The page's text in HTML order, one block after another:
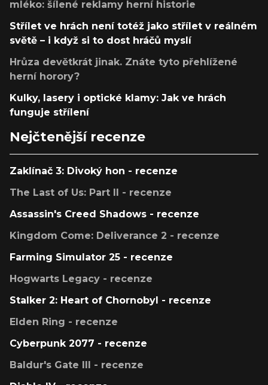
mléko: šílené reklamy herní historie
Střílet ve hrách není totéž jako střílet v reálném
světě – i když si to dost hráčů myslí
Hrůza devětkrát jinak. Znáte tyto přehlížené
herní horory?
Kulky, lasery i optické klamy: Jak ve hrách
funguje střílení
Nejčtenější recenze
Zaklínač 3: Divoký hon - recenze
The Last of Us: Part II - recenze
Assassin's Creed Shadows - recenze
Kingdom Come: Deliverance 2 - recenze
Farming Simulator 25 - recenze
Hogwarts Legacy - recenze
Stalker 2: Heart of Chornobyl - recenze
Elden Ring - recenze
Cyberpunk 2077 - recenze
Baldur's Gate III - recenze